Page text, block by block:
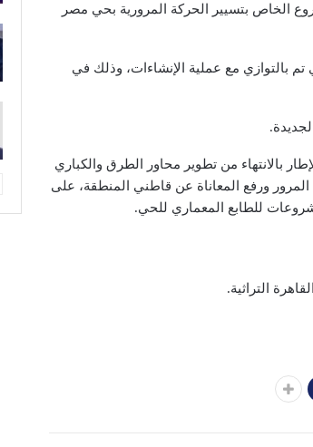
الخاص بتسيير الحركة المرورية بحي مصر
بالتوازي مع عملية الإنشاءات، وذلك في
بالانتهاء من تطوير محاور الطرق والكباري
ورفع المعاناة عن قاطني المنطقة، على
للطابع المعماري للحي.
التراثية.